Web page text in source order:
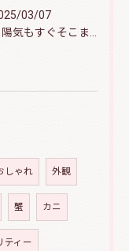
03/07
しゃれ 外観
蟹 カニ
ティー